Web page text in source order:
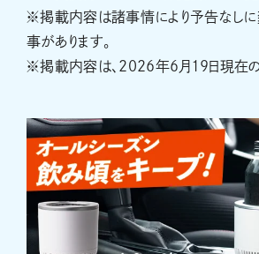
※掲載内容は諸事情により予告なしに
事があります。
※掲載内容は、2026年6月19日現在の